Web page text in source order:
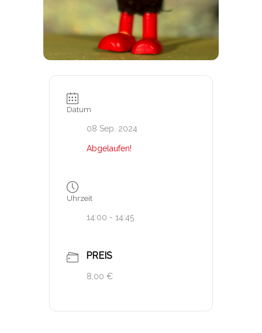
Datum
08 Sep. 2024
Abgelaufen!
Uhrzeit
14:00 - 14:45
PREIS
8,00 €